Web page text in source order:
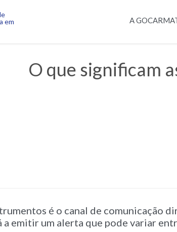
A
O que significam
é o canal de comunicação
emitir um alerta que pode variar